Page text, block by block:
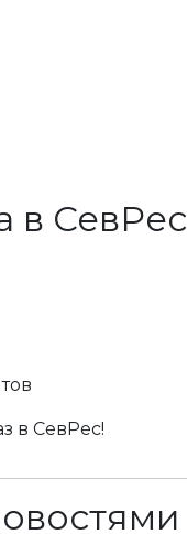
в СевРес
в СевРес!